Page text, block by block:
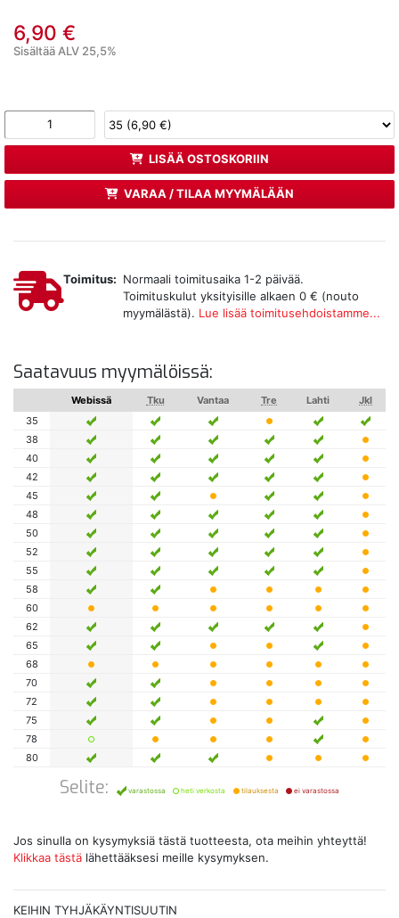
6,90 €
Sisältää ALV 25,5%
LISÄÄ OSTOSKORIIN
VARAA / TILAA MYYMÄLÄÄN
Toimitus: Normaali toimitusaika 1-2 päivää.
Toimituskulut yksityisille alkaen 0 € (nouto
myymälästä). Lue lisää toimitusehdoistamme...
Saatavuus myymälöissä:
Webissä Tku Vantaa Tre Lahti
Jkl
35
38
40
42
45
48
50
52
55
58
60
62
65
68
70
72
75
78
80
Selite: varastossa heti verkosta tilauksesta ei varastossa
Jos sinulla on kysymyksiä tästä tuotteesta, ota meihin yhteyttä!
Klikkaa tästä lähettääksesi meille kysymyksen.
KEIHIN TYHJÄKÄYNTISUUTIN